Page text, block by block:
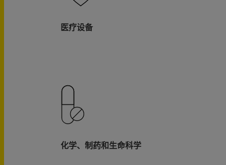
医疗设备
化学、制药和生命科学